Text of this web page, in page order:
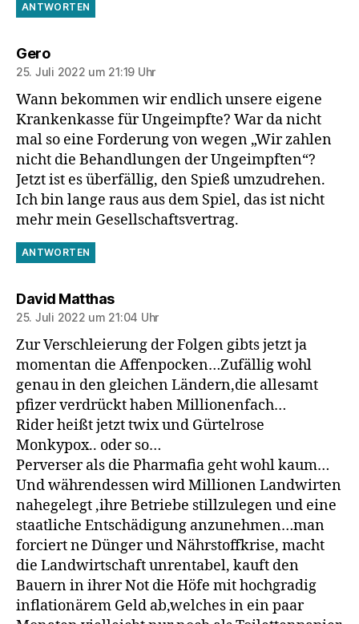
ANTWORTEN
Gerosagt:
25. Juli 2022 um 21:19 Uhr
Wann bekommen wir endlich unsere eigene
Krankenkasse für Ungeimpfte? War da nicht
mal so eine Forderung von wegen „Wir zahlen
nicht die Behandlungen der Ungeimpften“?
Jetzt ist es überfällig, den Spieß umzudrehen.
Ich bin lange raus aus dem Spiel, das ist nicht
mehr mein Gesellschaftsvertrag.
ANTWORTEN
David Matthassagt:
25. Juli 2022 um 21:04 Uhr
Zur Verschleierung der Folgen gibts jetzt ja
momentan die Affenpocken…Zufällig wohl
genau in den gleichen Ländern,die allesamt
pfizer verdrückt haben Millionenfach…
Rider heißt jetzt twix und Gürtelrose
Monkypox.. oder so…
Perverser als die Pharmafia geht wohl kaum…
Und währendessen wird Millionen Landwirten
nahegelegt ,ihre Betriebe stillzulegen und eine
staatliche Entschädigung anzunehmen…man
forciert ne Dünger und Nährstoffkrise, macht
die Landwirtschaft unrentabel, kauft den
Bauern in ihrer Not die Höfe mit hochgradig
inflationärem Geld ab,welches in ein paar